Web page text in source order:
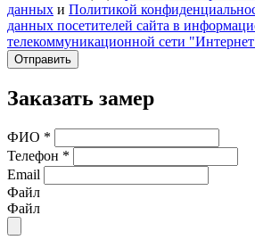
данных и Политикой
данных посетителей сайта в
телекоммуникационной сети
Отправить
Заказать замер
ФИО *
Телефон *
Email
Файл
Файл